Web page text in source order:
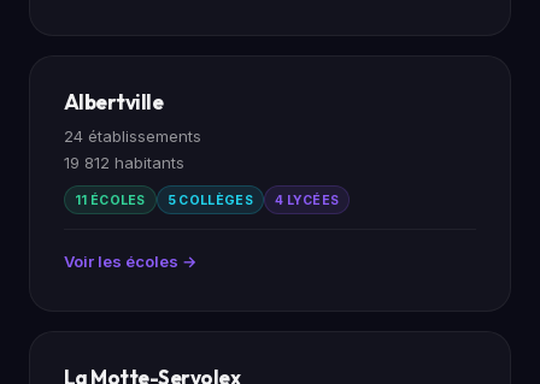
Albertville
24 établissements
19 812 habitants
11 ÉCOLES 5 COLLÈGES 4 LYCÉES
Voir les écoles →
La Motte-Servolex